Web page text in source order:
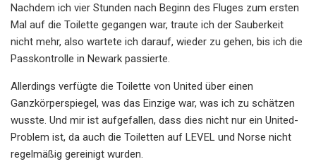
Nachdem ich vier Stunden nach Beginn des Fluges zum ersten
Mal auf die Toilette gegangen war, traute ich der Sauberkeit
nicht mehr, also wartete ich darauf, wieder zu gehen, bis ich die
Passkontrolle in Newark passierte.
Allerdings verfügte die Toilette von United über einen
Ganzkörperspiegel, was das Einzige war, was ich zu schätzen
wusste. Und mir ist aufgefallen, dass dies nicht nur ein United-
Problem ist, da auch die Toiletten auf LEVEL und Norse nicht
regelmäßig gereinigt wurden.